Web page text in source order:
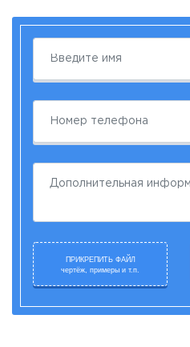
ПРИКРЕПИТЬ ФАЙЛ
чертёж, примеры и т.п.